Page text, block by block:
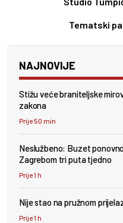
Tematski
NAJNOVIJE
Stižu veće braniteljske
zakona
Prije 50 min
Neslužbeno: Buzet
Zagrebom tri puta tjedno
Prije 1 h
Nije stao na pružnom
Prije 1 h